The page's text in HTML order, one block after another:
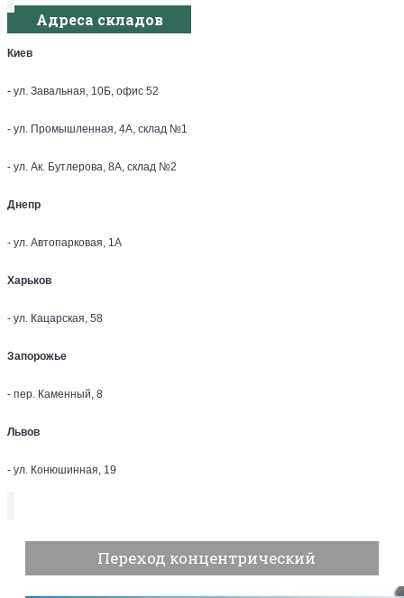
Адреса складов
Киев
- ул. Завальная, 10Б, офис 52
- ул. Промышленная, 4А, склад №1
- ул. Ак. Бутлерова, 8А, склад №2
Днепр
- ул. Автопарковая, 1А
Харьков
- ул. Кацарская, 58
Запорожье
- пер. Каменный, 8
Львов
- ул. Конюшинная, 19
Переход концентрический